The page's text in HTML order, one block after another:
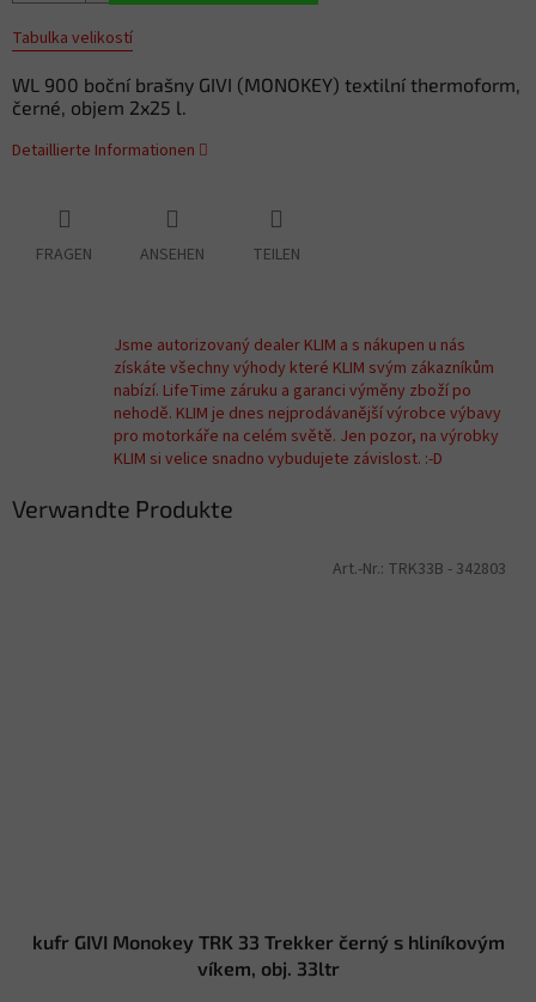
Tabulka velikostí
WL 900 boční brašny GIVI (MONOKEY) textilní thermoform,
černé, objem 2x25 l.
Detaillierte Informationen
FRAGEN ANSEHEN TEILEN
Jsme autorizovaný dealer KLIM a s nákupen u nás
získáte všechny výhody které KLIM svým zákazníkům
nabízí. LifeTime záruku a garanci výměny zboží po
nehodě. KLIM je dnes nejprodávanější výrobce výbavy
pro motorkáře na celém světě. Jen pozor, na výrobky
KLIM si velice snadno vybudujete závislost. :-D
Verwandte Produkte
kufr GIVI Monokey TRK 33 Trekker černý s hliníkovým
víkem, obj. 33ltr
Art.-Nr.: TRK33B - 342803